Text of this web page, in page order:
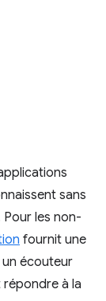
sans
Pour les non-
fournit une
écouteur
répondre à la